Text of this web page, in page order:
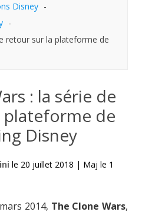
Disney
retour sur la plateforme de
: la série de
de
Disney
le 20 juillet 2018 | Maj le 1
2014, The Clone Wars,